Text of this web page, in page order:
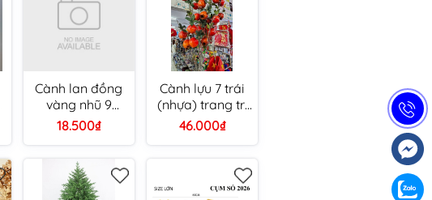
Cành lan đồng
vàng nhũ 9
bông lớn
18.500₫
Cành lựu 7 trái
(nhựa) trang trí
Tết
46.000₫